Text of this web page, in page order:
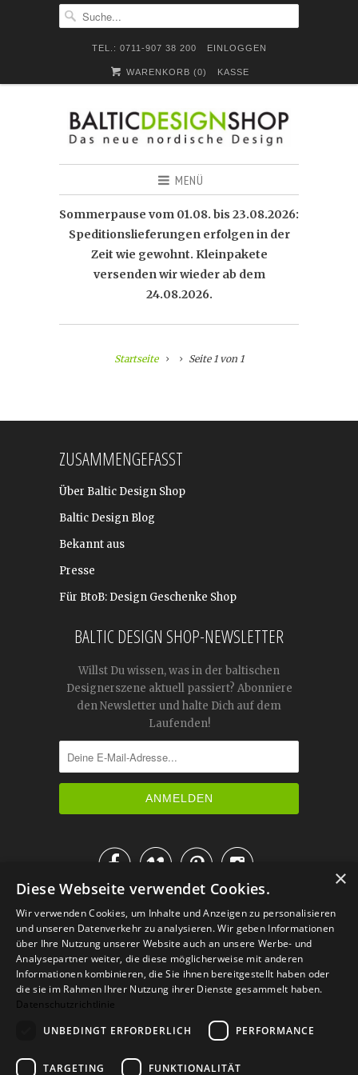
TEL.: 0711-907 38 200 EINLOGGEN
WARENKORB (0) KASSE
MENÜ
Sommerpause vom 01.08. bis 23.08.2026:
Speditionslieferungen erfolgen in der
Zeit wie gewohnt. Kleinpakete
versenden wir wieder ab dem
24.08.2026.
Startseite Seite 1 von 1
ZUSAMMENGEFASST
Über Baltic Design Shop
Baltic Design Blog
Bekannt aus
Presse
Für BtoB: Design Geschenke Shop
BALTIC DESIGN SHOP-NEWSLETTER
Willst Du wissen, was in der baltischen
Designerszene aktuell passiert? Abonniere
den Newsletter und halte Dich auf dem
Laufenden!

IM KATALOG BLÄTTERN
Versand Zahlarten Retoure
×
Diese Webseite verwendet Cookies.
Wir verwenden Cookies, um Inhalte und Anzeigen zu personalisieren
und unseren Datenverkehr zu analysieren. Wir geben Informationen
über Ihre Nutzung unserer Website auch an unsere Werbe- und
Analysepartner weiter, die diese möglicherweise mit anderen
Informationen kombinieren, die Sie ihnen bereitgestellt haben oder
die sie im Rahmen Ihrer Nutzung ihrer Dienste gesammelt haben.
Datenschutzrichtlinie
UNBEDINGT ERFORDERLICH
PERFORMANCE
TARGETING FUNKTIONALITÄT